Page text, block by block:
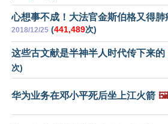
心想事不成！大法官金斯伯格又得肺
2018/12/25 (441,489次)
这些古文献是半神半人时代传下来的
次)
华为业务在邓小平死后坐上江火箭 🖼️